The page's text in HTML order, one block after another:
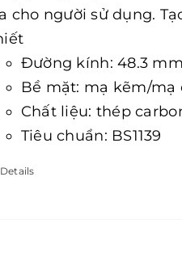
cho người sử dụng.
Đường kính: 48.3 mm
Bề mặt: mạ kẽm/mạ
Chất liệu: thép
Tiêu chuẩn: BS1139
Details